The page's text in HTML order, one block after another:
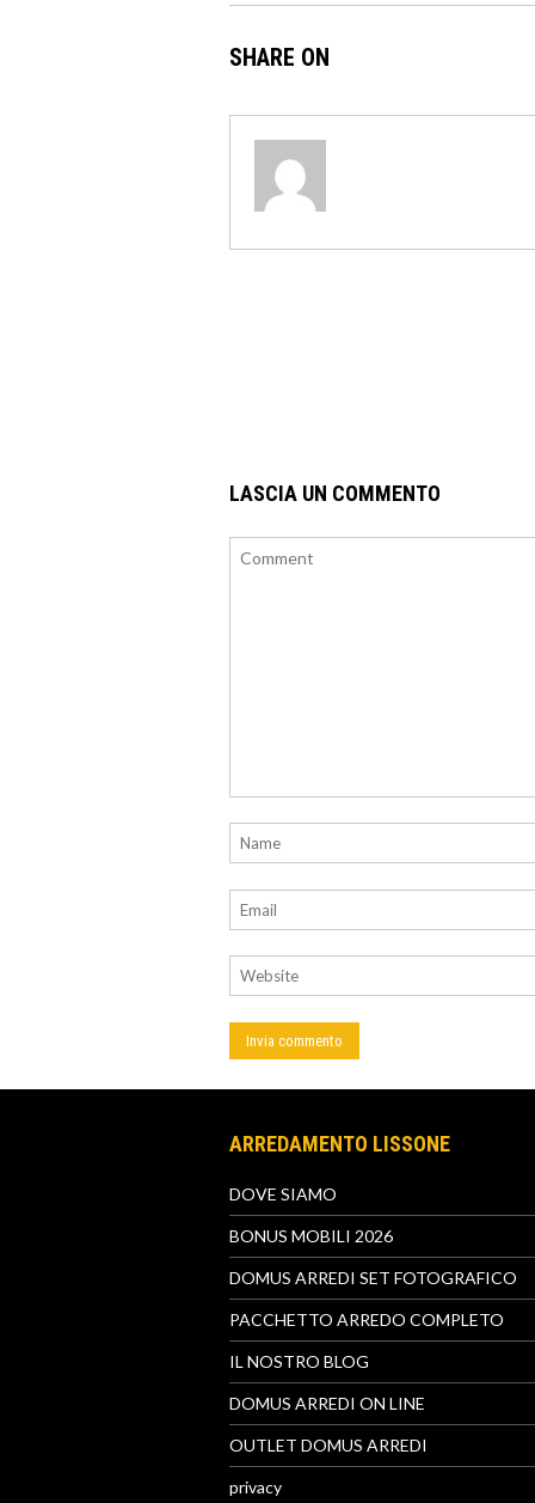
SHARE ON
LASCIA UN COMMENTO
ARREDAMENTO LISSONE
DOVE SIAMO
BONUS MOBILI 2026
DOMUS ARREDI SET FOTOGRAFICO
PACCHETTO ARREDO COMPLETO
IL NOSTRO BLOG
DOMUS ARREDI ON LINE
OUTLET DOMUS ARREDI
privacy